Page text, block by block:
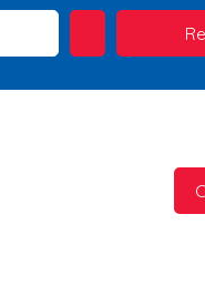
NOS FORMATIONS BLOG